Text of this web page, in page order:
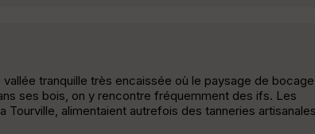
tranquille très encaissée où le paysage de
ses bois, on y rencontre fréquemment des ifs. Les
alimentaient autrefois des tanneries